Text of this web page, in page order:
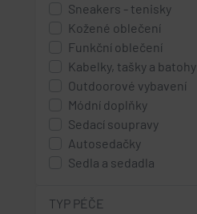
Sneakers - tenisky
Kožené oblečení
Funkční oblečení
Kabelky, tašky a batohy
Outdoorové vybavení
Módní doplňky
Sedací soupravy
Autosedačky
Sedla a sedadla
TYP PÉČE